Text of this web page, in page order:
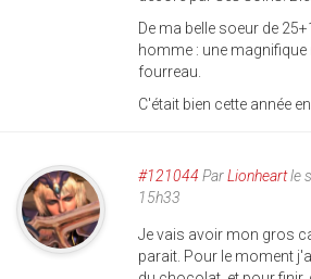
De ma belle soeur de
homme : une magnifique
fourreau.
C'était bien cette année
#121044 ParLionheartle
15h33
Je vais avoir mon gros
parait. Pour le moment